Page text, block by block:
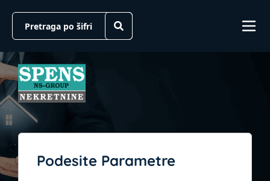
Podesite Parametre